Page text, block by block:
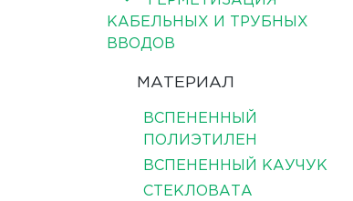
КАБЕЛЬНЫХ И ТРУБНЫХ
ВВОДОВ
МАТЕРИАЛ
ВСПЕНЕННЫЙ
ПОЛИЭТИЛЕН
ВСПЕНЕННЫЙ КАУЧУК
СТЕКЛОВАТА